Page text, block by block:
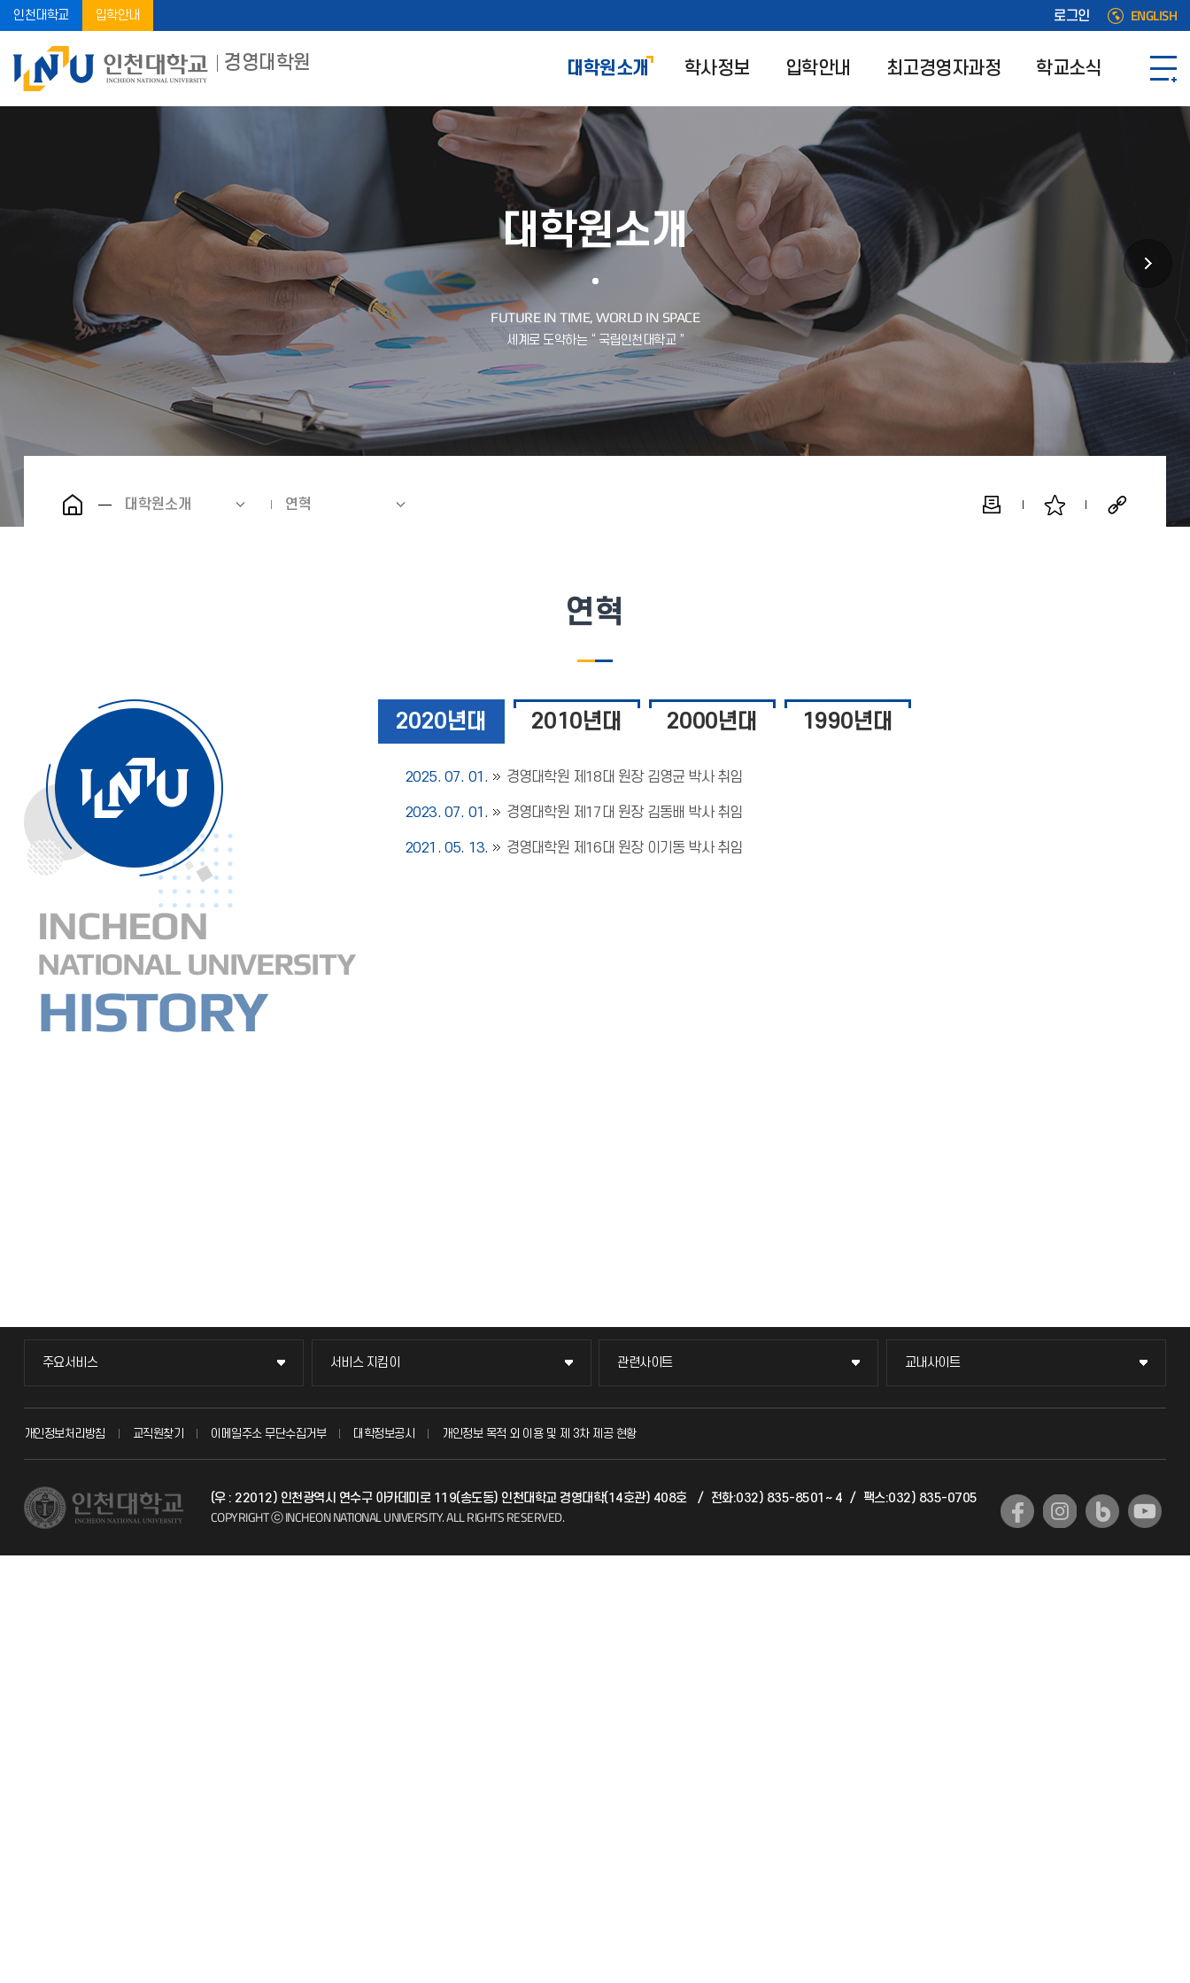
인천대학교 입학안내 로그인 ENGLISH
경영대학원 대학원소개 학사정보 입학안내 최고경영자과정 학교소식
대학원소개
대학원소개 연혁
연혁
INCHEON
NATIONAL UNIVERSITY
HISTORY
2020년대 2010년대 2000년대 1990년대
2025. 07. 01. 경영대학원 제18대 원장 김영균 박사 취임
2023. 07. 01. 경영대학원 제17대 원장 김동배 박사 취임
2021. 05. 13. 경영대학원 제16대 원장 이기동 박사 취임
주요서비스
주요서비스
교무회의방송
시설예약
서비스 지킴이
서비스 지킴이
묻고 답하기
자주 묻는 질문(FAQ)
관련사이트
관련사이트
국방헬프콜
산학협력단
교내사이트
교내사이트
교수회
국제교류과
개인정보처리방침 교직원찾기 이메일주소 무단수집거부 대학정보공시 개인정보 목적 외 이용 및 제 3차 제공 현황
(우 : 22012) 인천광역시 연수구 아카데미로 119(송도동) 인천대학교 경영대학(14호관) 408호 / 전화:032) 835-8501~ 4 / 팩스:032) 835-0705
COPYRIGHT ⓒ INCHEON NATIONAL UNIVERSITY.ALL RIGHTS RESERVED.